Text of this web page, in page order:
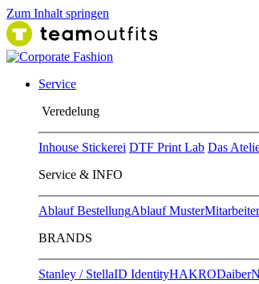
Zum Inhalt springen
Service
Ver​edelung
Inhouse Stickerei DTF Print Lab Das
Service & INFO
Ablauf BestellungAblauf Muster
BRANDS
Stanley / StellaID IdentityHAKRODaiber